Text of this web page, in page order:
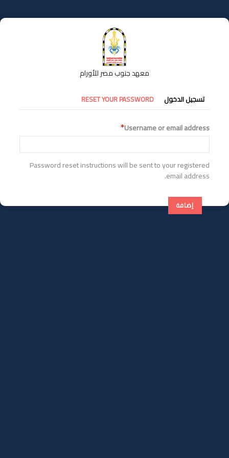
إلى
المحتوى
معهد جنوب مصر للأورام
التبويبات
الأساسية
تسجيل الدخول RESET YOUR PASSWORD
Username or email address
Password reset instructions will be sent to your registered
email address.